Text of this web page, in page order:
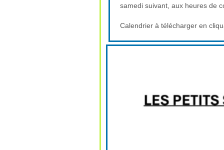
samedi suivant, aux heures de
Calendrier à télécharger en